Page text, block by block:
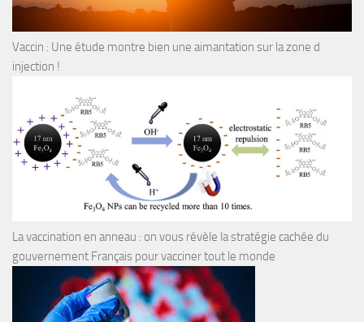
Vaccin : Une étude montre bien une aimantation sur la zone d
injection !
La vaccination en anneau : on vous révèle la stratégie cachée du
gouvernement Français pour vacciner tout le monde